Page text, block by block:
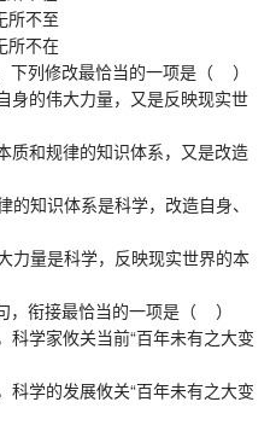
不至
不在
列修改最恰当的一项是（ ）
的伟大力量，又是反映现实世
和规律的知识体系，又是改造
知识体系是科学，改造自身、
量是科学，反映现实世界的本
衔接最恰当的一项是（ ）
学家攸关当前“百年未有之大变
学的发展攸关“百年未有之大变